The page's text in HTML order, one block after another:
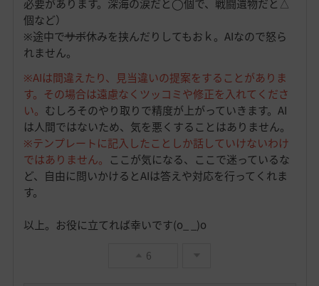
必要があります。深海の涙だと◯個で、戦闘遺物だと△
個など）
※途中でサボ休みを挟んだりしてもおｋ。AIなので怒ら
れません。
※AIは間違えたり、見当違いの提案をすることがありま
す。その場合は遠慮なくツッコミや修正を入れてくださ
い。 むしろそのやり取りで精度が上がっていきます。AI
は人間ではないため、気を悪くすることはありません。
※テンプレートに記入したことしか話していけないわけ
ではありません。 ここが気になる、ここで迷っているな
ど、自由に問いかけるとAIは答えや対応を行ってくれま
す。
以上。お役に立てれば幸いです(o_ _)o
6